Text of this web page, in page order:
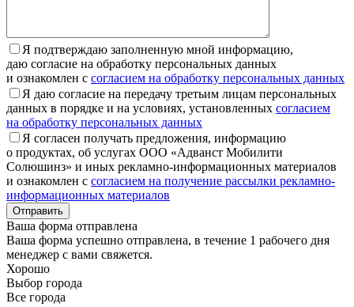
Я подтверждаю заполненную мной информацию,
даю согласие на обработку персональных данных
и ознакомлен с согласием на обработку персональных данных
Я даю согласие на передачу третьим лицам персональных
данных в порядке и на условиях, установленных согласием
на обработку персональных данных
Я согласен получать предложения, информацию
о продуктах, об услугах ООО «Адванст Мобилити
Солюшинз» и иных рекламно-информационных материалов
и ознакомлен с согласием на получение рассылки рекламно-
информационных материалов
Отправить
Ваша форма отправлена
Ваша форма успешно отправлена, в течение 1 рабочего дня
менеджер с вами свяжется.
Хорошо
Выбор города
Все города